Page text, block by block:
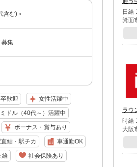
含む)＞
集
歓迎 女性活躍中
ミドル（40代～）活躍中
ボーナス・賞与あり
結・駅チカ 車通勤OK
給 社会保険あり
日給
箕面
ラウ
時給
大阪